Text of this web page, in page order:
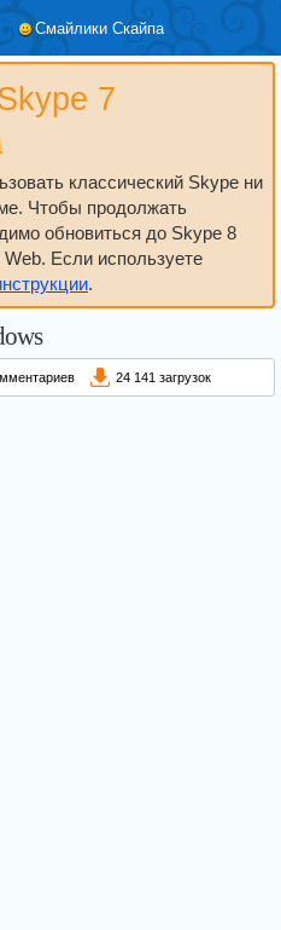
Смайлики Скайпа
7
классический Skype ни
Чтобы продолжать
обновиться до Skype 8
Если используете
.
24 141 загрузок